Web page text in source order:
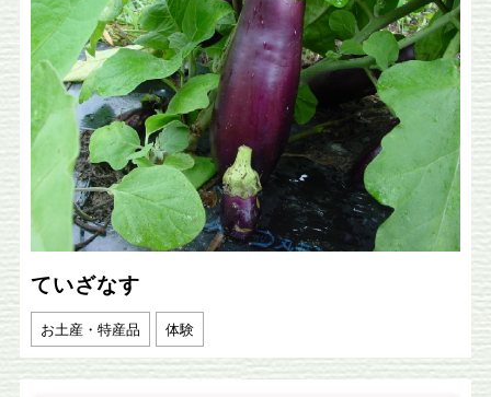
ていざなす
お土産・特産品 体験